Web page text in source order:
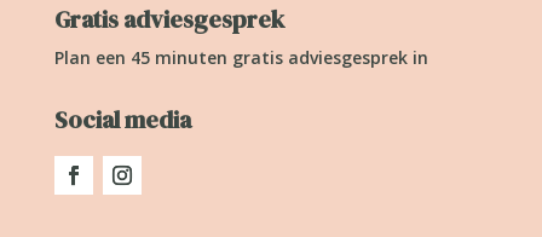
Gratis adviesgesprek
Plan een 45 minuten gratis adviesgesprek in
Social media